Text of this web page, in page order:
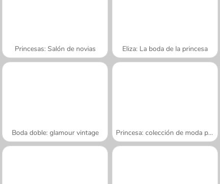
Princesas: Salón de novias Eliza: La boda de la princesa
Boda doble: glamour vintage Princesa: colección de moda para novias